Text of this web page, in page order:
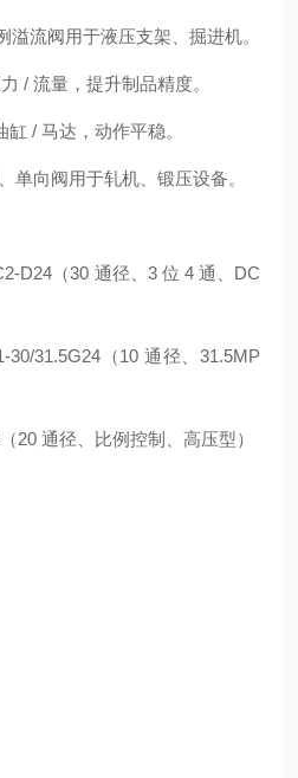
流阀用于液压支架、掘进机。
/ 流量，提升制品精度。
/ 马达，动作平稳。
单向阀用于轧机、锻压设备。
D24（30 通径、3 位 4 通、DC
30/31.5G24（10 通径、31.5MP
20 通径、比例控制、高压型）